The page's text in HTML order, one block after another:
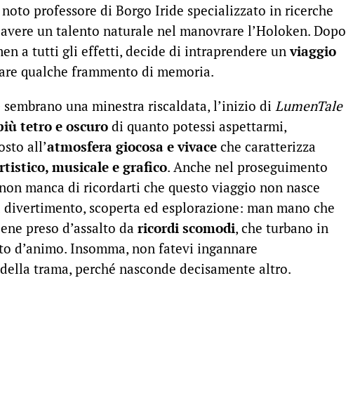
professore di Borgo Iride specializzato in ricerche
un talento naturale nel manovrare l’Holoken. Dopo
a tutti gli effetti, decide di intraprendere unviaggio
qualche frammento di memoria.
una minestra riscaldata, l’inizio di LumenTale
tetro e oscuro di quanto potessi aspettarmi,
all’atmosfera giocosa e vivace che caratterizza
musicale e grafico. Anche nel proseguimento
manca di ricordarti che questo viaggio non nasce
scoperta ed esplorazione: man mano che
preso d’assalto da ricordi scomodi, che turbano in
d’animo. Insomma, non fatevi ingannare
trama, perché nasconde decisamente altro.